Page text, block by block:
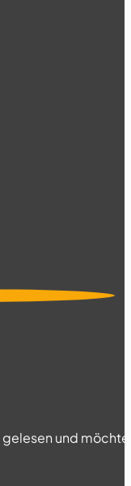
gelesen und